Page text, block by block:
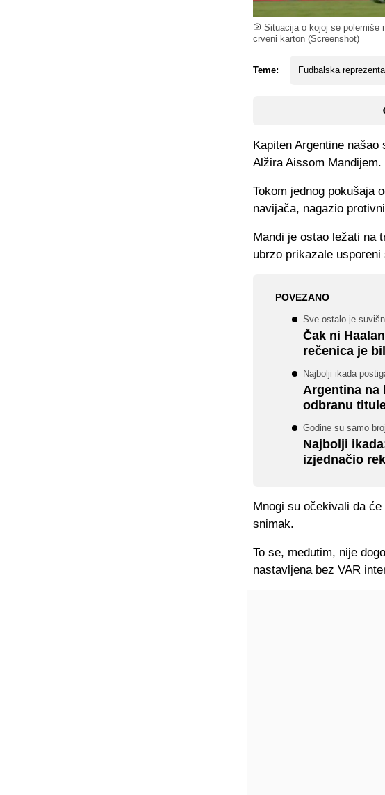
Situacija o kojoj se polemiše
crveni karton (Screenshot)
Teme: Fudbalska
Kapiten Argentine
Alžira Aissom Mandijem.
Tokom jednog pokušaja
navijača, nagazio
Mandi je ostao ležati na
ubrzo prikazale
POVEZANO
Sve ostalo je
Čak ni
rečenica je
Najbolji ikada
Argentina na
odbranu
Godine su samo broj
Najbolji
izjednačio
Mnogi su očekivali da
snimak.
To se, međutim, nije
nastavljena bez VAR